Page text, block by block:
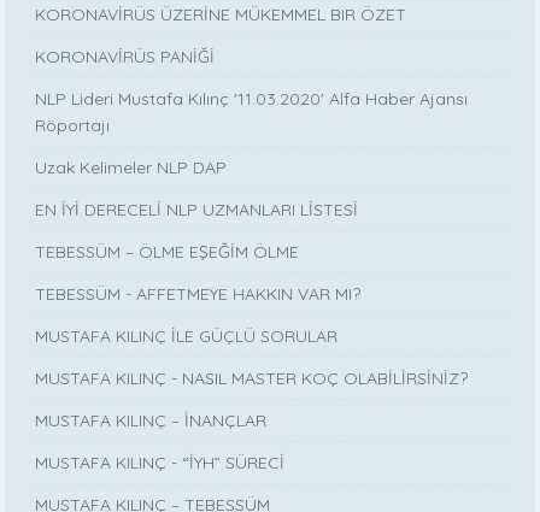
KORONAVİRÜS ÜZERİNE MÜKEMMEL BIR ÖZET
KORONAVİRÜS PANİĞİ
NLP Lideri Mustafa Kılınç '11.03.2020' Alfa Haber Ajansı
Röportajı
Uzak Kelimeler NLP DAP
EN İYİ DERECELİ NLP UZMANLARI LİSTESİ
TEBESSÜM – ÖLME EŞEĞİM ÖLME
TEBESSÜM - AFFETMEYE HAKKIN VAR MI?
MUSTAFA KILINÇ İLE GÜÇLÜ SORULAR
MUSTAFA KILINÇ - NASIL MASTER KOÇ OLABİLİRSİNİZ?
MUSTAFA KILINÇ – İNANÇLAR
MUSTAFA KILINÇ - “İYH” SÜRECİ
MUSTAFA KILINÇ – TEBESSÜM